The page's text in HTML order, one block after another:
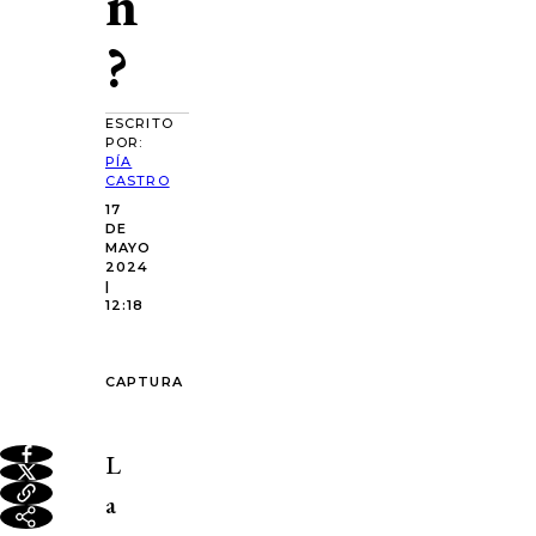
?
ESCRITO
POR:
PÍA
CASTRO
17
DE
MAYO
2024
|
12:18
CAPTURA
L
a